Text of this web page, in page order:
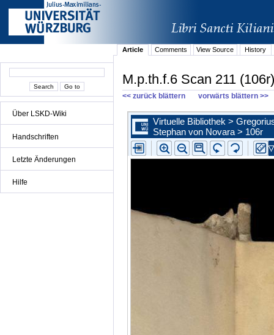
Über LSKD-Wiki
Handschriften
Letzte Änderungen
Hilfe
Article Comments View Source History
M.p.th.f.6 Scan 211 (106r)
<< zurück blättern vorwärts blättern >>